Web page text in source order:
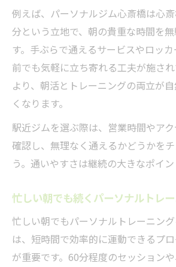
朝活を効果的に続けるパー
ング法
目標に応じた朝活パーソナ
選び
充実した朝活を支えるトレ
ト
パーソナルトレーニングが
慣
自分らしい運動習慣が続く朝時
活を継続
朝時間の有効活用にパーソ
グが最適
自分らしい朝活パーソナル
例えば、パーソナルジム心斎橋は心
分という立地で、朝の貴重な時間を
す。手ぶらで通えるサービスやロッ
前でも気軽に立ち寄れる工夫が施さ
より、朝活とトレーニングの両立が
くなります。
駅近ジムを選ぶ際は、営業時間やア
確認し、無理なく通えるかどうかを
う。通いやすさは継続の大きなポイン
忙しい朝でも続くパーソナルトレ
忙しい朝でもパーソナルトレーニン
は、短時間で効率的に運動できるプ
が重要です。60分程度のセッション